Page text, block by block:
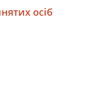
осіб